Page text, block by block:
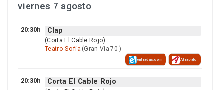
viernes 7 agosto
20:30h Clap
(Corta El Cable Rojo)
Teatro Sofía (Gran Vía 70 )
entradas.com Atrápalo
20:30h Corta El Cable Rojo